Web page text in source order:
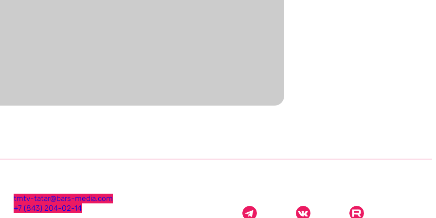
tmtv-tatar@bars-media.com
+7 (843) 204-02-14